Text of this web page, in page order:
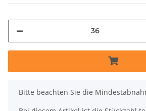
x
Bitte beachten Sie die